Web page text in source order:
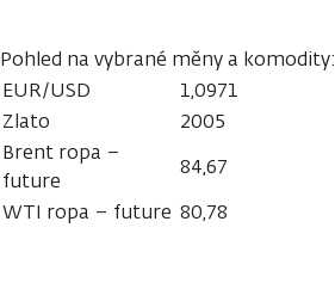
Pohled na vybrané měny a komodity:
EUR/USD
1,0971
Zlato
2005
Brent ropa –
future
84,67
WTI ropa – future 80,78